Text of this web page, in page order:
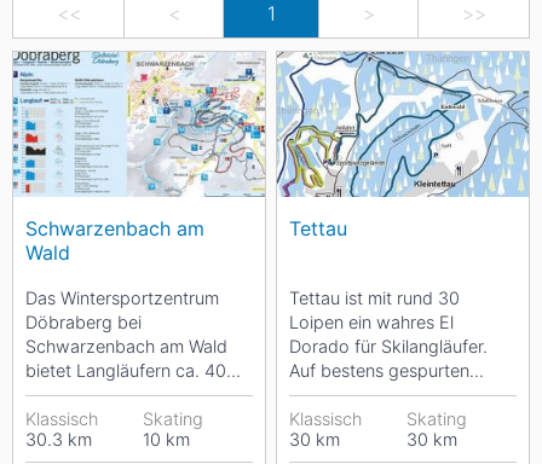
<< < 1 > >>
Schwarzenbach am
Wald
Das Wintersportzentrum
Döbraberg bei
Schwarzenbach am Wald
bietet Langläufern ca. 40
Loipenkilometer . Die
Rundloipen verlaufen rund
um den...
Klassisch
30.3 km
Skating
10 km
Tettau
Tettau ist mit rund 30
Loipen ein wahres El
Dorado für Skilangläufer.
Auf bestens gespurten
Strecken kann man die
winterliche Landschaft
des...
Klassisch
30 km
Skating
30 km